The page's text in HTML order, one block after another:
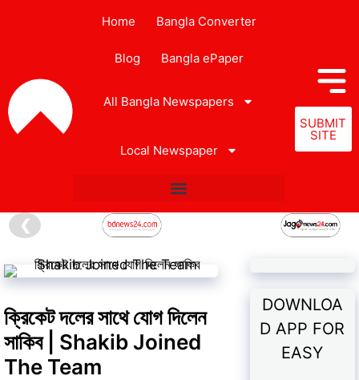
Home Bangla Converter
Blog Bangla ePaper
All Bangla Newspapers
Local Newspaper
SUBMIT
SITE
❮
ক্রিকেট দলের সাথে যোগ দিলেন
সাকিব | Shakib Joined
The Team
DOWNLOA
D APP FOR
EASY